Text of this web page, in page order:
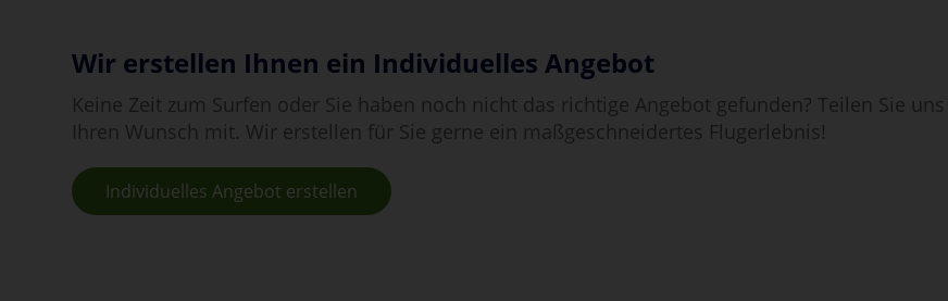
Wir erstellen Ihnen ein Individuelles Angebot
Keine Zeit zum Surfen oder Sie haben noch nicht das richtige Angebot gefunden? Teilen Sie uns
Ihren Wunsch mit. Wir erstellen für Sie gerne ein maßgeschneidertes Flugerlebnis!
Individuelles Angebot erstellen